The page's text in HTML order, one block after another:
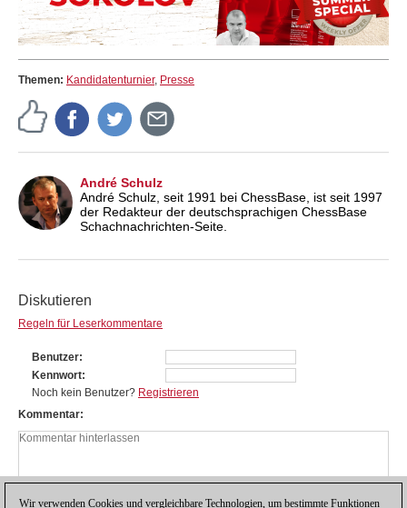
Themen: Kandidatenturnier, Presse
André Schulz
André Schulz, seit 1991 bei ChessBase, ist seit 1997
der Redakteur der deutschsprachigen ChessBase
Schachnachrichten-Seite.
Diskutieren
Regeln für Leserkommentare
Benutzer
Kennwort
Noch kein Benutzer? Registrieren
Kommentar
Wir verwenden Cookies und vergleichbare Technologien, um bestimmte Funktionen